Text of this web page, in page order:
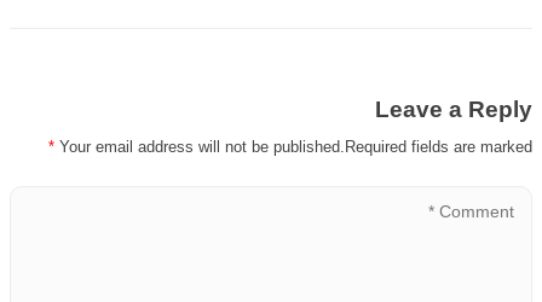
Leave a Reply
Your email address will not be published.Required fields are marked
*